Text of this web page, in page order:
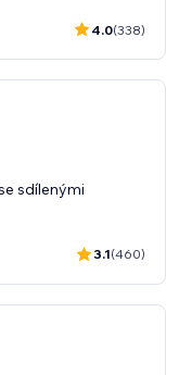
4.0(338)
sdílenými
3.1(460)